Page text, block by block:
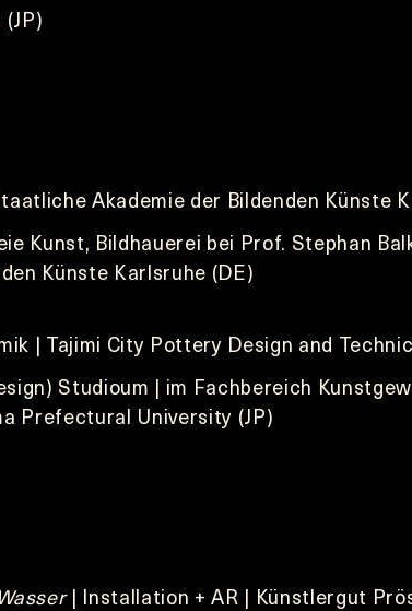
(JP)
Akademie der Bildenden Künste
Kunst, Bildhauerei bei Prof. Stephan
Künste Karlsruhe (DE)
| Tajimi City Pottery Design and
Studioum | im Fachbereich
Prefectural University (JP)
| Installation + AR | Künstlergut